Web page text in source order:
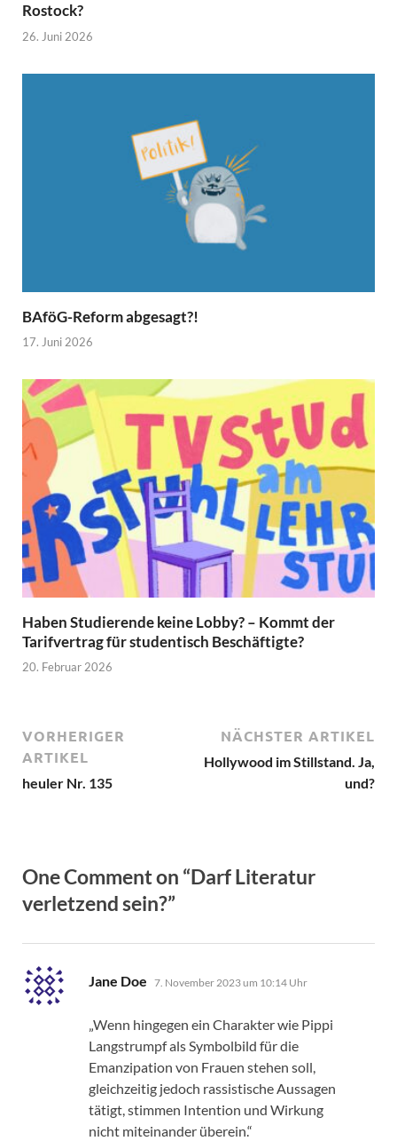
Rostock?
26. Juni 2026
BAföG-Reform abgesagt?!
17. Juni 2026
Haben Studierende keine Lobby? – Kommt der
Tarifvertrag für studentisch Beschäftigte?
20. Februar 2026
VORHERIGER
ARTIKEL
heuler Nr. 135
NÄCHSTER ARTIKEL
Hollywood im Stillstand. Ja,
und?
One Comment on “Darf Literatur
verletzend sein?”
Jane Doe sagt:
7. November 2023 um 10:14 Uhr
„Wenn hingegen ein Charakter wie Pippi
Langstrumpf als Symbolbild für die
Emanzipation von Frauen stehen soll,
gleichzeitig jedoch rassistische Aussagen
tätigt, stimmen Intention und Wirkung
nicht miteinander überein.“